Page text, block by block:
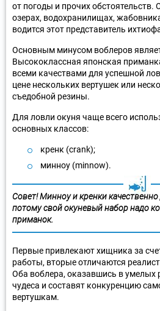
от погоды и прочих обстоятельств.
озерах, водохранилищах,
водится этот представитель
Основным минусом воблеров
Высококлассная японская
всеми качествами для успешной
цене нескольких вертушек или
съедобной резины.
Для ловли окуня чаще всего
основных классов:
кренк (crank);
минноу (minnow).
Совет! Минноу и кренки
потому свой окуневый набор надо
приманок.
Первые привлекают хищника за
работы, вторые отличаются
Оба воблера, оказавшись в умелых
чудеса и составят конкуренцию
вертушкам.